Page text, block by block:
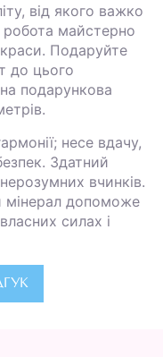
від якого важко
робота майстерно
Подаруйте
до цього
подарункова
несе вдачу,
Здатний
вчинків.
мінерал допоможе
силах і